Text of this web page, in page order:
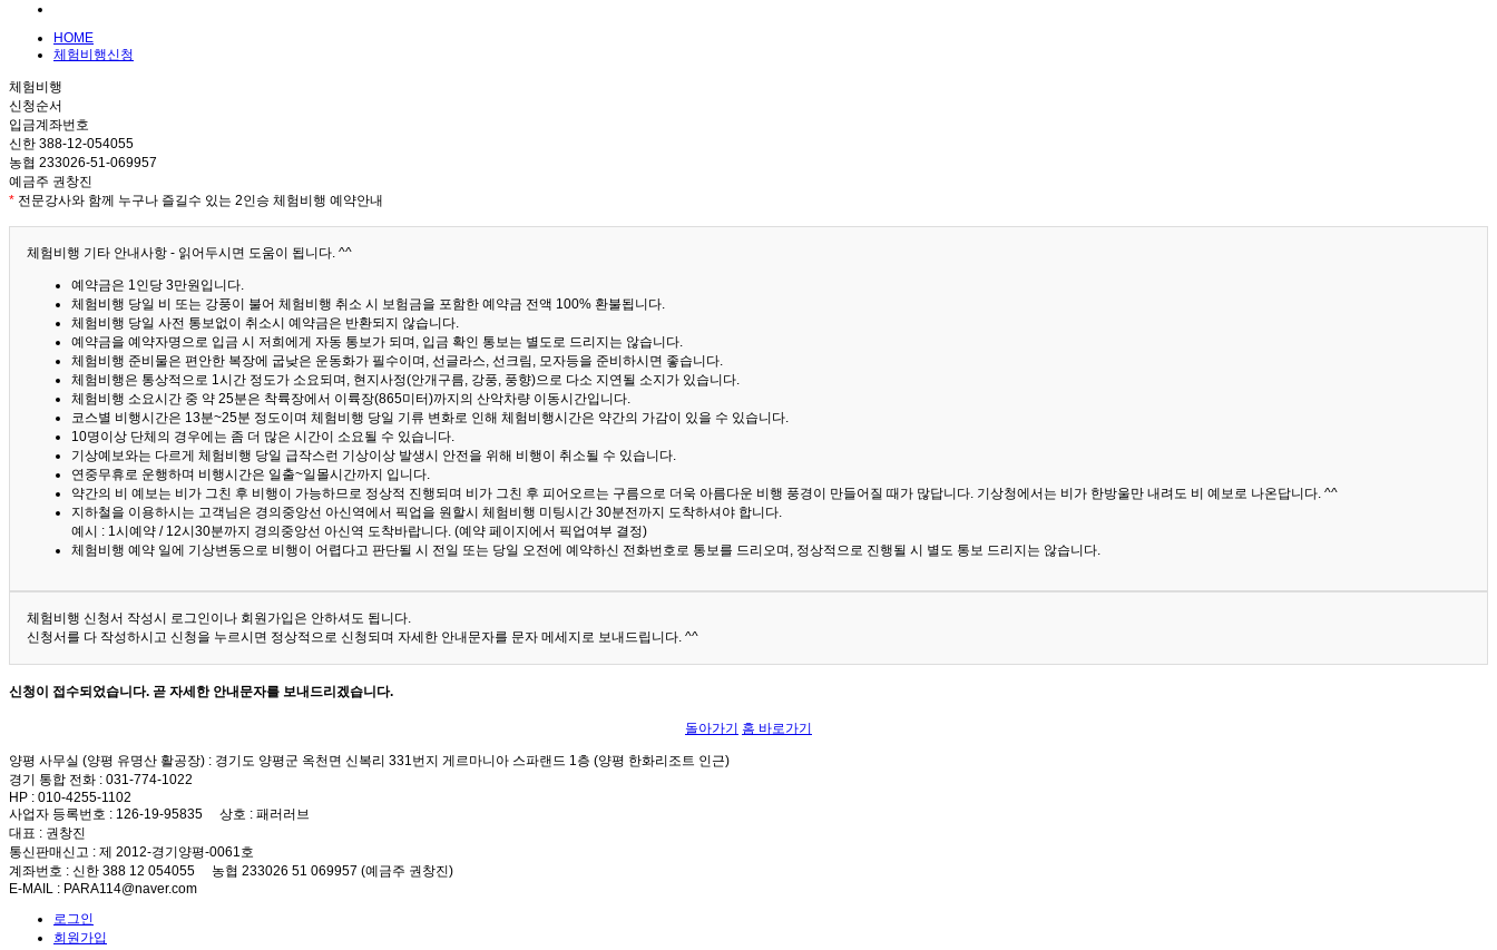
HOME
체험비행신청
체험비행
신청순서
입금계좌번호
신한 388-12-054055
농협 233026-51-069957
예금주 권창진
* 전문강사와 함께 누구나 즐길수 있는 2인승 체험비행 예약안내
체험비행 기타 안내사항 - 읽어두시면 도움이 됩니다. ^^
예약금은 1인당 3만원입니다.
체험비행 당일 비 또는 강풍이 불어 체험비행 취소 시 보험금을 포함한 예약금 전액 100% 환불됩니다.
체험비행 당일 사전 통보없이 취소시 예약금은 반환되지 않습니다.
예약금을 예약자명으로 입금 시 저희에게 자동 통보가 되며, 입금 확인 통보는 별도로 드리지는 않습니다.
체험비행 준비물은 편안한 복장에 굽낮은 운동화가 필수이며, 선글라스, 선크림, 모자등을 준비하시면 좋습니다.
체험비행은 통상적으로 1시간 정도가 소요되며, 현지사정(안개구름, 강풍, 풍향)으로 다소 지연될 소지가 있습니다.
체험비행 소요시간 중 약 25분은 착륙장에서 이륙장(865미터)까지의 산악차량 이동시간입니다.
코스별 비행시간은 13분~25분 정도이며 체험비행 당일 기류 변화로 인해 체험비행시간은 약간의 가감이 있을 수 있습니다.
10명이상 단체의 경우에는 좀 더 많은 시간이 소요될 수 있습니다.
기상예보와는 다르게 체험비행 당일 급작스런 기상이상 발생시 안전을 위해 비행이 취소될 수 있습니다.
연중무휴로 운행하며 비행시간은 일출~일몰시간까지 입니다.
약간의 비 예보는 비가 그친 후 비행이 가능하므로 정상적 진행되며 비가 그친 후 피어오르는 구름으로 더욱 아름다운 비행 풍경이 만들어질 때가 많답니다. 기상청에서는 비가 한방울만 내려도 비 예보로 나온답니다. ^^
지하철을 이용하시는 고객님은 경의중앙선 아신역에서 픽업을 원할시 체험비행 미팅시간 30분전까지 도착하셔야 합니다.
예시 : 1시예약 / 12시30분까지 경의중앙선 아신역 도착바랍니다. (예약 페이지에서 픽업여부 결정)
체험비행 예약 일에 기상변동으로 비행이 어렵다고 판단될 시 전일 또는 당일 오전에 예약하신 전화번호로 통보를 드리오며, 정상적으로 진행될 시 별도 통보 드리지는 않습니다.
체험비행 신청서 작성시 로그인이나 회원가입은 안하셔도 됩니다.
신청서를 다 작성하시고 신청을 누르시면 정상적으로 신청되며 자세한 안내문자를 문자 메세지로 보내드립니다. ^^
신청이 접수되었습니다. 곧 자세한 안내문자를 보내드리겠습니다.
돌아가기 홈 바로가기
양평 사무실 (양평 유명산 활공장) : 경기도 양평군 옥천면 신복리 331번지 게르마니아 스파랜드 1층 (양평 한화리조트 인근)
경기 통합 전화 : 031-774-1022
HP : 010-4255-1102
사업자 등록번호 : 126-19-95835 상호 : 패러러브
대표 : 권창진
통신판매신고 : 제 2012-경기양평-0061호
계좌번호 : 신한 388 12 054055 농협 233026 51 069957 (예금주 권창진)
E-MAIL : PARA114@naver.com
로그인
회원가입